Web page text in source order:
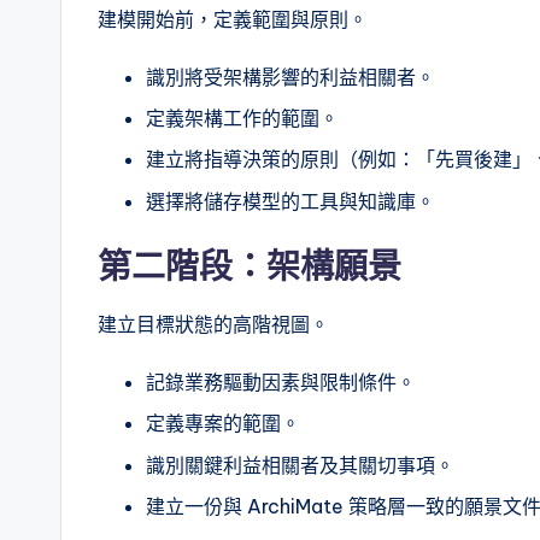
建模開始前，定義範圍與原則。
識別將受架構影響的利益相關者。
定義架構工作的範圍。
建立將指導決策的原則（例如：「先買後建」
選擇將儲存模型的工具與知識庫。
第二階段：架構願景
建立目標狀態的高階視圖。
記錄業務驅動因素與限制條件。
定義專案的範圍。
識別關鍵利益相關者及其關切事項。
建立一份與 ArchiMate 策略層一致的願景文件